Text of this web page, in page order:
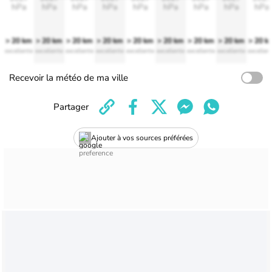
hPa
> 20 km
excellente
hPa
> 20 km
excellente
hPa
> 20 km
excellente
hPa
> 20 km
excellente
hPa
> 20 km
excellente
hPa
> 20 km
excellente
hPa
> 20 km
excellente
hPa
> 20 km
excellente
hPa
> 20
Recevoir la météo de ma ville
Ajouter à vos sources préférées
Partager